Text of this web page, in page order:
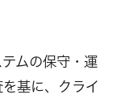
ムの保守・運
基に、クライ